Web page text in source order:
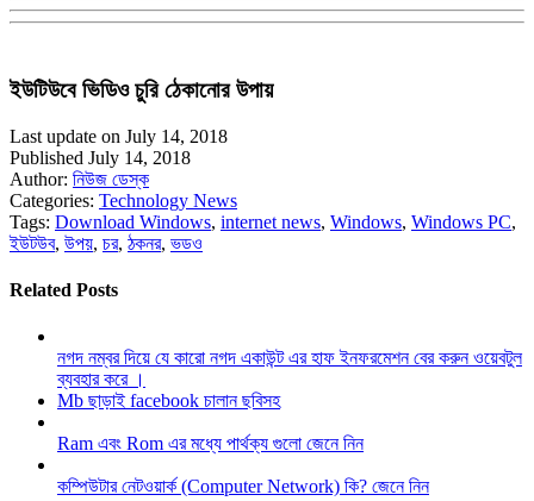
ইউটিউবে ভিডিও চুরি ঠেকানোর উপায়
Last update on July 14, 2018
Published July 14, 2018
Author: নিউজ ডেস্ক
Categories: Technology News
Tags: Download Windows, internet news, Windows, Windows PC,
ইউটউব, উপয়, চর, ঠকনর, ভডও
Related Posts
নগদ নম্বর দিয়ে যে কারো নগদ একাউন্ট এর হাফ ইনফরমেশন বের করুন ওয়েবটুল
ব্যবহার করে ।
Mb ছাড়াই facebook চালান ছবিসহ
Ram এবং Rom এর মধ্যে পার্থক্য গুলো জেনে নিন
কম্পিউটার নেটওয়ার্ক (Computer Network) কি? জেনে নিন